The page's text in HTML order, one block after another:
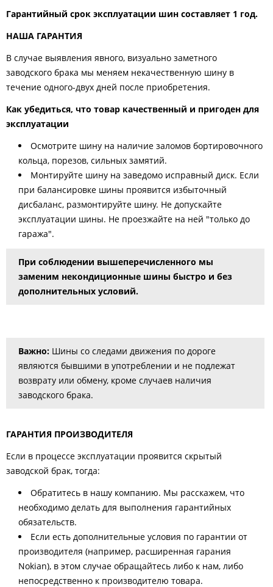
Гарантийный срок эксплуатации шин составляет 1 год.
НАША ГАРАНТИЯ
В случае выявления явного, визуально заметного
заводского брака мы меняем некачественную шину в
течение одного-двух дней после приобретения.
Как убедиться, что товар качественный и пригоден для
эксплуатации
Осмотрите шину на наличие заломов бортировочного
кольца, порезов, сильных замятий.
Монтируйте шину на заведомо исправный диск. Если
при балансировке шины проявится избыточный
дисбаланс, размонтируйте шину. Не допускайте
эксплуатации шины. Не проезжайте на ней "только до
гаража".
При соблюдении вышеперечисленного мы
заменим некондиционные шины быстро и без
дополнительных условий.
Важно: Шины со следами движения по дороге
являются бывшими в употреблении и не подлежат
возврату или обмену, кроме случаев наличия
заводского брака.
ГАРАНТИЯ ПРОИЗВОДИТЕЛЯ
Если в процессе эксплуатации проявится скрытый
заводской брак, тогда:
Обратитесь в нашу компанию. Мы расскажем, что
необходимо делать для выполнения гарантийных
обязательств.
Если есть дополнительные условия по гарантии от
производителя (например, расширенная гарания
Nokian), в этом случае обращайтесь либо к нам, либо
непосредственно к производителю товара.